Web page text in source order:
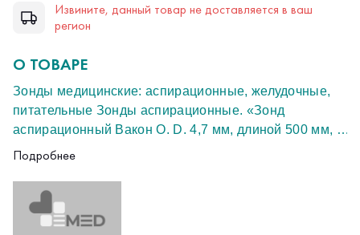
Извините, данный товар не доставляется в ваш
регион
О ТОВАРЕ
Зонды медицинские: аспирационные, желудочные,
питательные Зонды аспирационные. «Зонд
аспирационный Вакон О. D. 4,7 мм, длиной 500 мм, с
рентгеноконтрастной полосой- 1 шт.
Производитель: "Хайянь Канджин Медикал
Страна происхождения: Китайская Народная
Республика
Подробнее